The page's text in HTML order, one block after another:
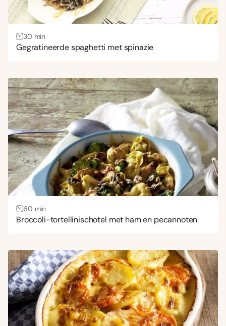
30 min
Gegratineerde spaghetti met spinazie
60 min
Broccoli-tortellinischotel met ham en pecannoten